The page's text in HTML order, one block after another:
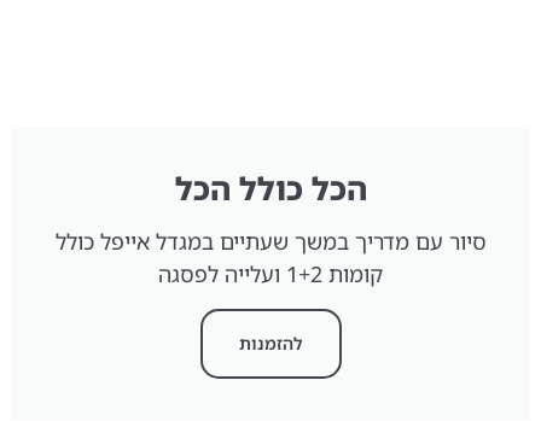
הכל כולל הכל
סיור עם מדריך במשך שעתיים במגדל אייפל כולל
קומות 1+2 ועלייה לפסגה
להזמנות